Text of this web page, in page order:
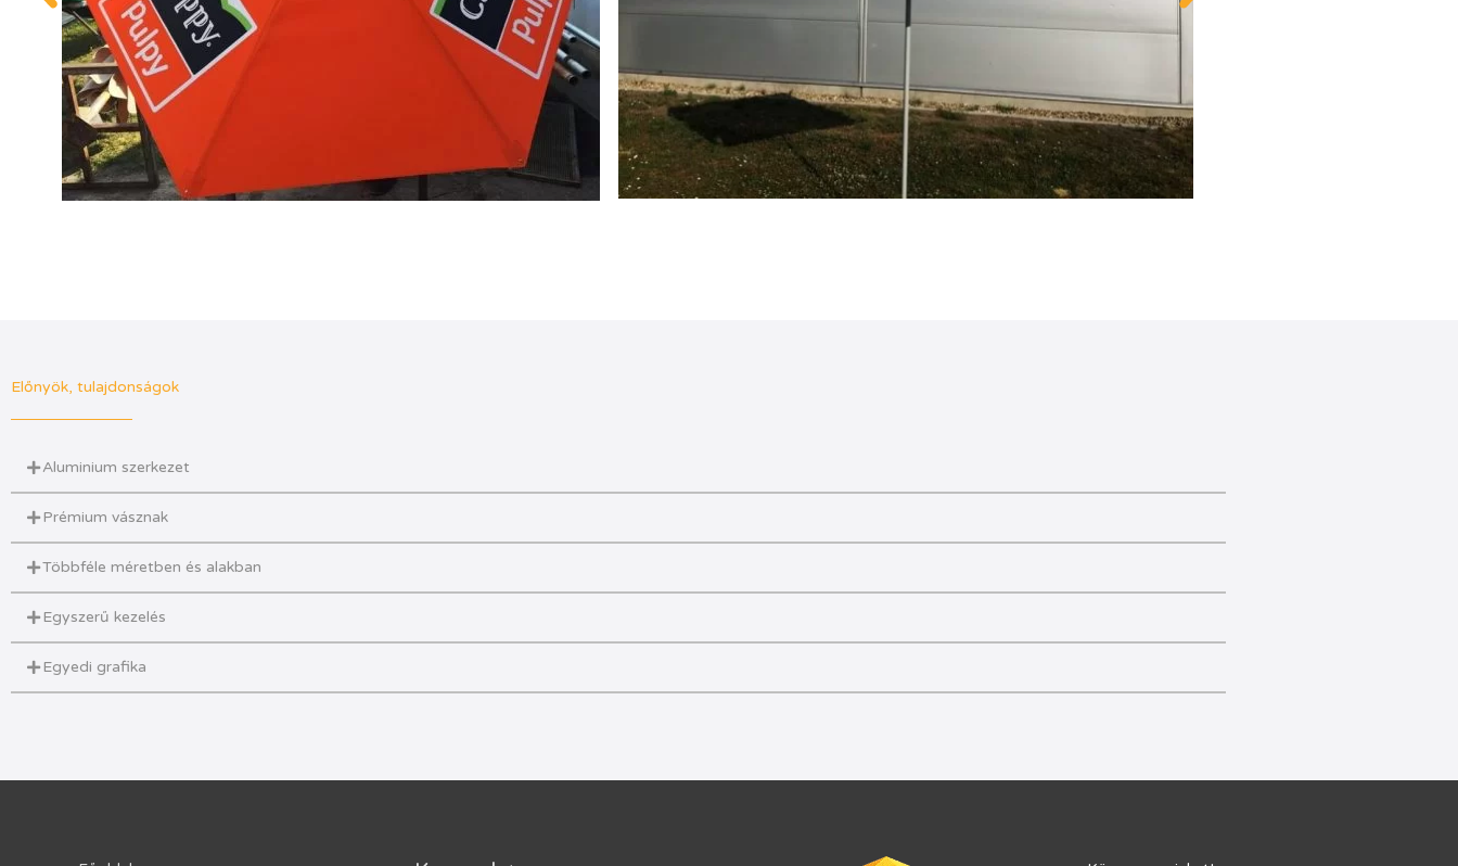
Előnyök, tulajdonságok
Aluminium szerkezet
Prémium vásznak
Többféle méretben és alakban
Egyszerű kezelés
Egyedi grafika